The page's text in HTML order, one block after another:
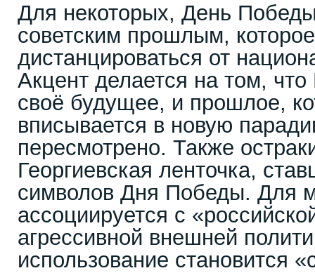
Для некоторых, День
советским прошлым,
дистанцироваться от
Акцент делается на том, что
своё будущее, и прошлое,
вписывается в новую
пересмотрено. Также
Георгиевская ленточка,
символов Дня Победы. Для
ассоциируется с
агрессивной внешней
использование становится